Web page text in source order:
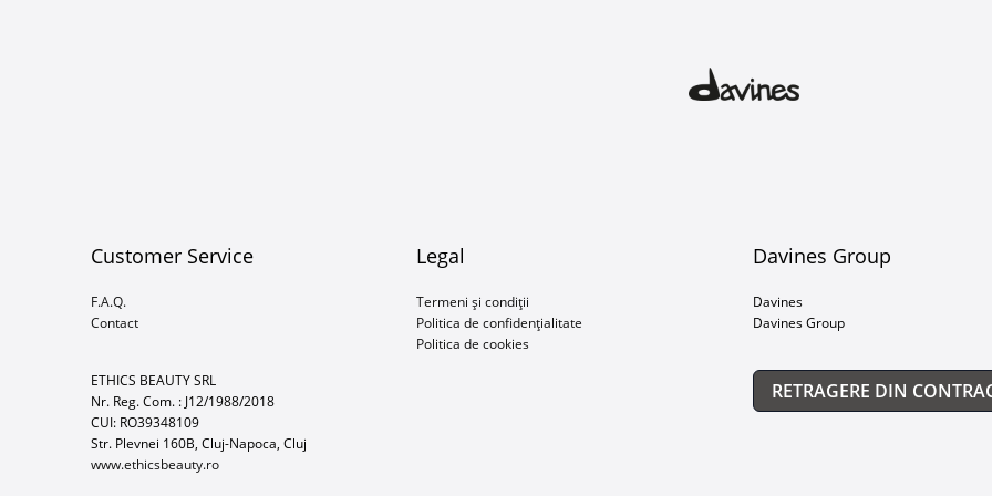
Customer Service
F.A.Q.
Contact
ETHICS BEAUTY SRL
Nr. Reg. Com. : J12/1988/2018
CUI: RO39348109
Str. Plevnei 160B, Cluj-Napoca, Cluj
www.ethicsbeauty.ro
Legal
Termeni și condiții
Politica de confidențialitate
Politica de cookies
Davines Group
Davines
Davines Group
RETRAGERE DIN